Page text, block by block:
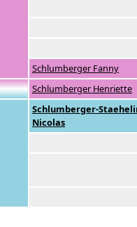
Schlumberger Fanny
Schlumberger Henriette
Schlumberger-
Nicolas